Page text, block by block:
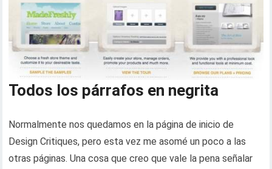
Todos los párrafos en negrita
Normalmente nos quedamos en la página de inicio de
Design Critiques, pero esta vez me asomé un poco a las
otras páginas. Una cosa que creo que vale la pena señalar